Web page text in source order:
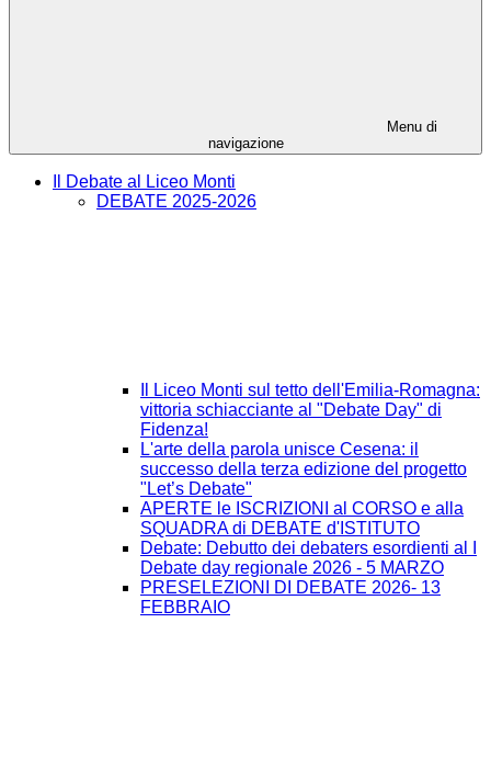
Menu di
navigazione
Il Debate al Liceo Monti
DEBATE 2025-2026
Il Liceo Monti sul tetto dell'Emilia-Romagna:
vittoria schiacciante al "Debate Day" di
Fidenza!
L'arte della parola unisce Cesena: il
successo della terza edizione del progetto
"Let’s Debate"
APERTE le ISCRIZIONI al CORSO e alla
SQUADRA di DEBATE d'ISTITUTO
Debate: Debutto dei debaters esordienti al I
Debate day regionale 2026 - 5 MARZO
PRESELEZIONI DI DEBATE 2026- 13
FEBBRAIO